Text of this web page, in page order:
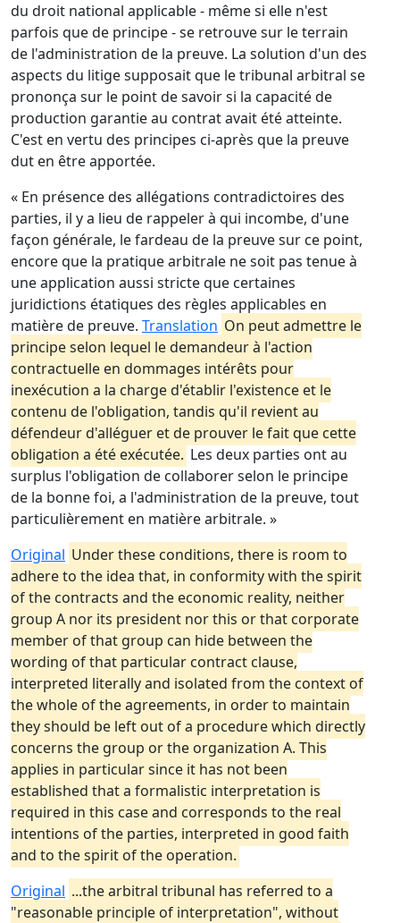
du droit national applicable - même si elle n'est
parfois que de principe - se retrouve sur le terrain
de l'administration de la preuve. La solution d'un des
aspects du litige supposait que le tribunal arbitral se
prononça sur le point de savoir si la capacité de
production garantie au contrat avait été atteinte.
C'est en vertu des principes ci-après que la preuve
dut en être apportée.
« En présence des allégations contradictoires des
parties, il y a lieu de rappeler à qui incombe, d'une
façon générale, le fardeau de la preuve sur ce point,
encore que la pratique arbitrale ne soit pas tenue à
une application aussi stricte que certaines
juridictions étatiques des règles applicables en
matière de preuve. Translation On peut admettre le
principe selon lequel le demandeur à l'action
contractuelle en dommages intérêts pour
inexécution a la charge d'établir l'existence et le
contenu de l'obligation, tandis qu'il revient au
défendeur d'alléguer et de prouver le fait que cette
obligation a été exécutée. Les deux parties ont au
surplus l'obligation de collaborer selon le principe
de la bonne foi, a l'administration de la preuve, tout
particulièrement en matière arbitrale. »
Original Under these conditions, there is room to
adhere to the idea that, in conformity with the spirit
of the contracts and the economic reality, neither
group A nor its president nor this or that corporate
member of that group can hide between the
wording of that particular contract clause,
interpreted literally and isolated from the context of
the whole of the agreements, in order to maintain
they should be left out of a procedure which directly
concerns the group or the organization A. This
applies in particular since it has not been
established that a formalistic interpretation is
required in this case and corresponds to the real
intentions of the parties, interpreted in good faith
and to the spirit of the operation.
Original ...the arbitral tribunal has referred to a
"reasonable principle of interpretation", without